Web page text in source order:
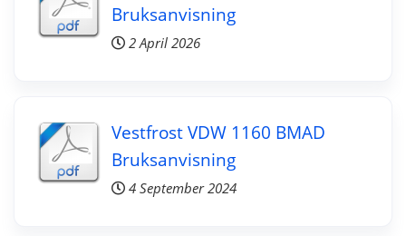
Bruksanvisning
2 April 2026
Vestfrost VDW 1160 BMAD
Bruksanvisning
4 September 2024